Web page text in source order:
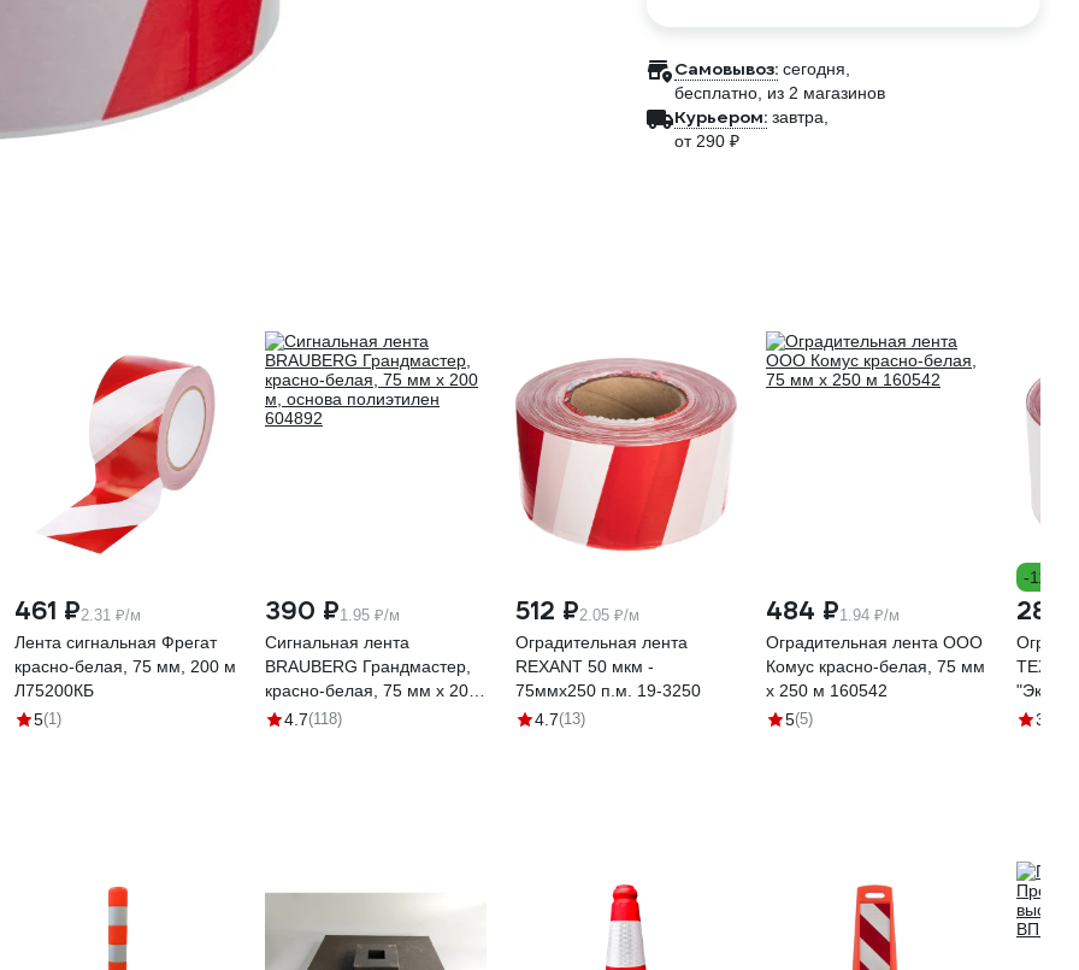
Самовывоз: сегодня,
бесплатно , из 2 магазинов
Курьером: завтра,
от 290 ₽
461 ₽2.31 ₽/м
Лента сигнальная Фрегат
красно-белая, 75 мм, 200 м
Л75200КБ
5(1)
390 ₽1.95 ₽/м
Сигнальная лента
BRAUBERG Грандмастер,
красно-белая, 75 мм х 200
м, основа полиэтилен
4.7(118)
512 ₽2.05 ₽/м
Оградительная лента
REXANT 50 мкм -
75ммх250 п.м. 19-3250
4.7(13)
484 ₽1.94 ₽/м
Оградительная лента ООО
Комус красно-белая, 75 мм
х 250 м 160542
5(5)
-11%
285
250
3.8